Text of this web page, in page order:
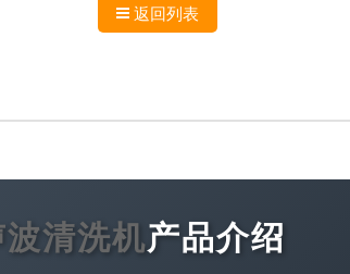
返回列表
波清洗机产品介绍